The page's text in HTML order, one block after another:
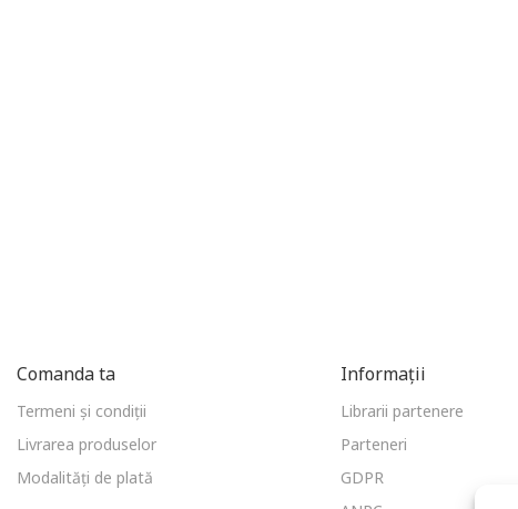
Comanda ta
Termeni și condiții
Livrarea produselor
Modalități de plată
Informații
Librarii partenere
Parteneri
GDPR